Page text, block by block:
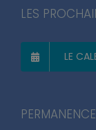
LES
LE